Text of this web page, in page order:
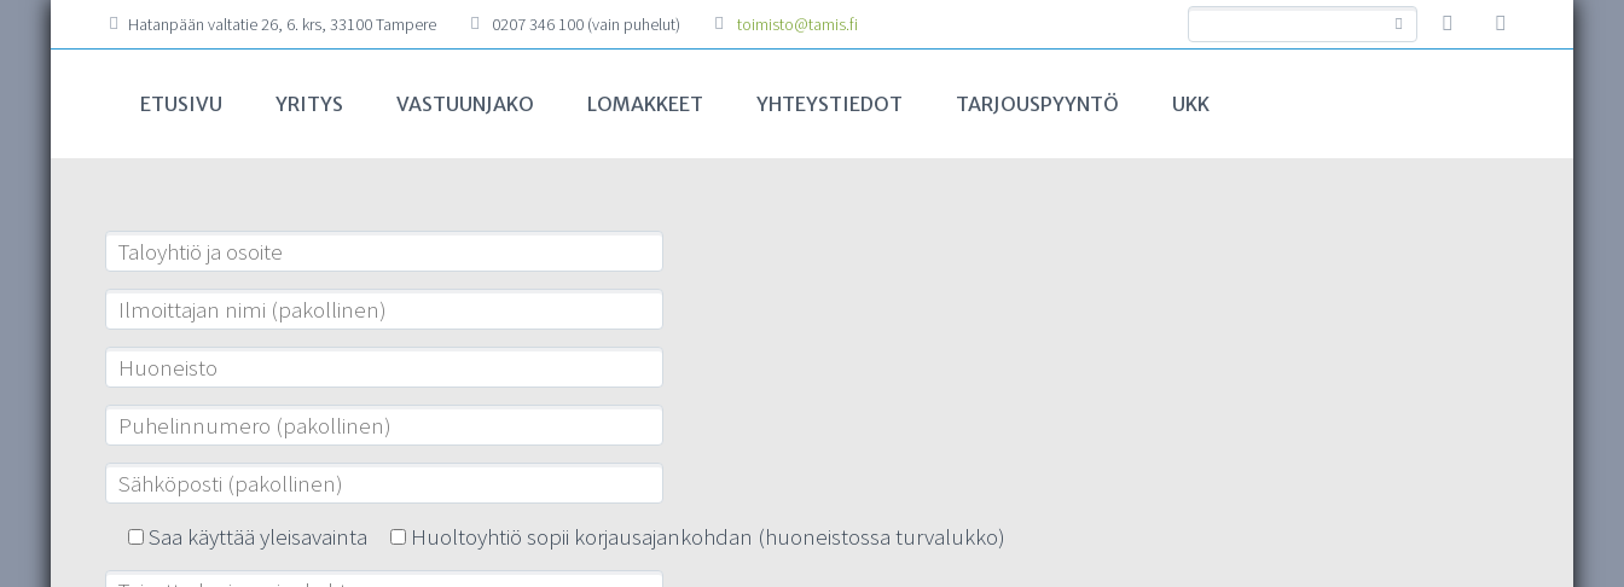
Hatanpään valtatie 26, 6. krs, 33100 Tampere 0207 346 100 (vain puhelut) toimisto@tamis.fi
ETUSIVU YRITYS VASTUUNJAKO LOMAKKEET YHTEYSTIEDOT TARJOUSPYYNTÖ UKK
Saa käyttää yleisavainta Huoltoyhtiö sopii korjausajankohdan (huoneistossa turvalukko)